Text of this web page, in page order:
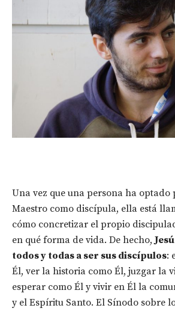
Una vez que una persona ha optado
Maestro como discípula, ella está
cómo concretizar el propio
en qué forma de vida. De hecho,
todos y todas a ser sus discípulos:
Él, ver la historia como Él, juzgar la
esperar como Él y vivir en Él la
y el Espíritu Santo. El Sínodo sobre